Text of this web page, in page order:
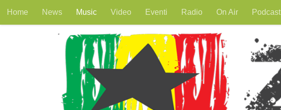
Salta al contenuto
Home News Music Video Eventi Radio On Air Podcast